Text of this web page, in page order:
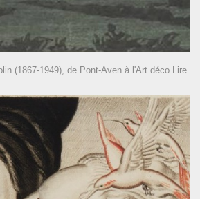
(1867-1949), de Pont-Aven à l'Art déco Lire